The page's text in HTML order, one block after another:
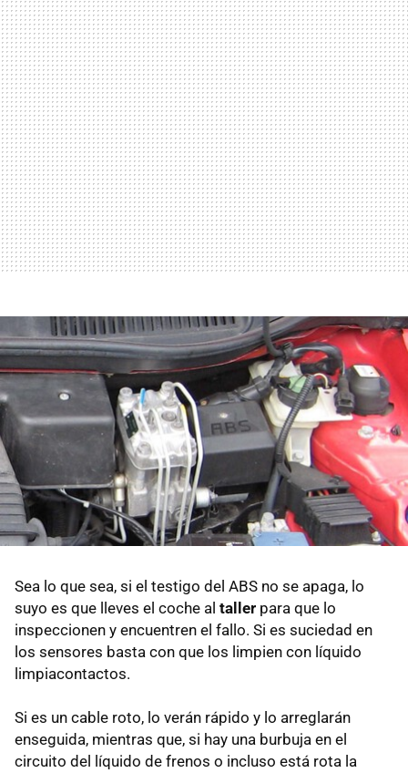
Sea lo que sea, si el testigo del ABS no se apaga, lo
suyo es que lleves el coche al taller para que lo
inspeccionen y encuentren el fallo. Si es suciedad en
los sensores basta con que los limpien con líquido
limpiacontactos.
Si es un cable roto, lo verán rápido y lo arreglarán
enseguida, mientras que, si hay una burbuja en el
circuito del líquido de frenos o incluso está rota la